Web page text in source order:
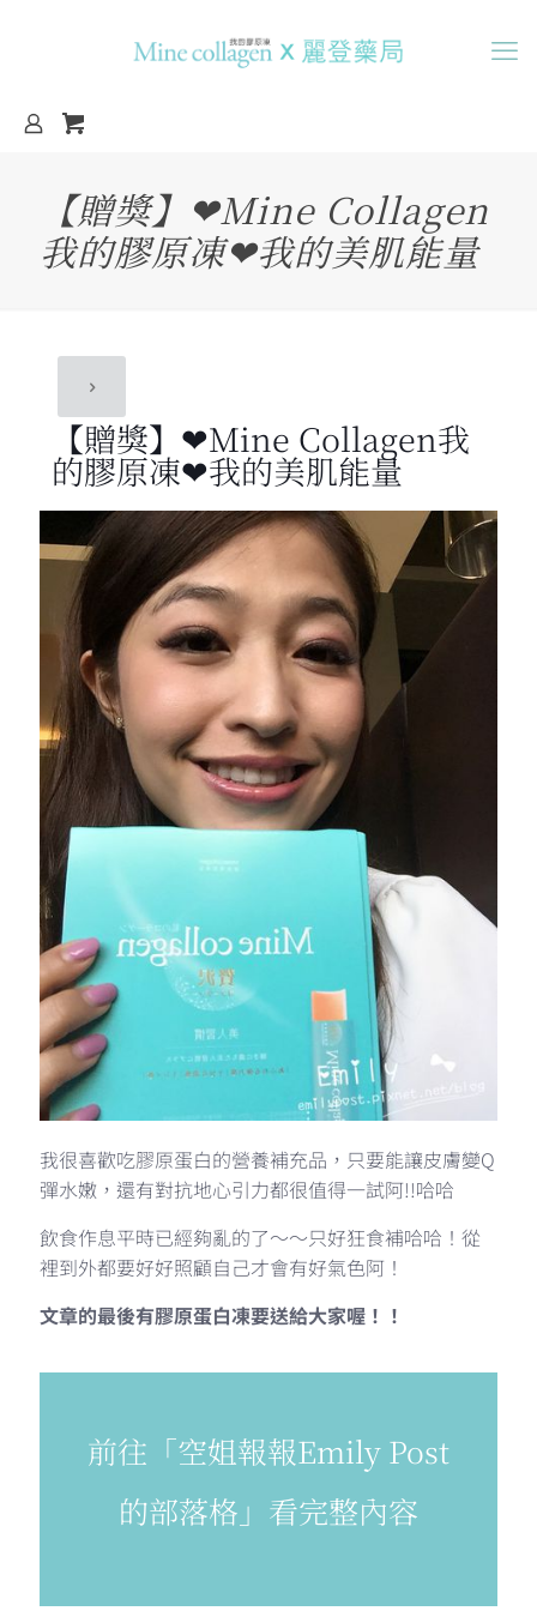
【贈獎】❤Mine Collagen
我的膠原凍❤我的美肌能量
【贈獎】❤Mine Collagen我
的膠原凍❤我的美肌能量
我很喜歡吃膠原蛋白的營養補充品，只要能讓皮膚變Q
彈水嫩，還有對抗地心引力都很值得一試阿!!哈哈
飲食作息平時已經夠亂的了～～只好狂食補哈哈！從
裡到外都要好好照顧自己才會有好氣色阿！
文章的最後有膠原蛋白凍要送給大家喔！！
前往「空姐報報Emily Post
的部落格」看完整內容